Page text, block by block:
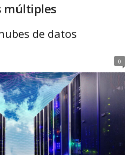
múltiples
de datos
0